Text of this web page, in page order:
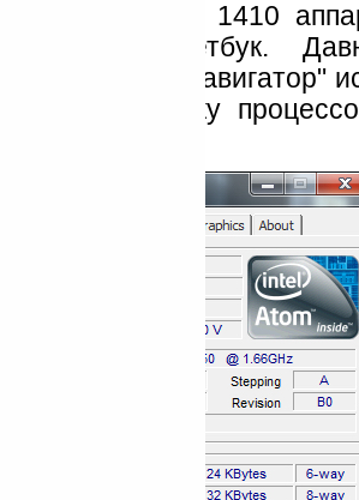
ПК ImPAD 1410
обычный нетбук.
в Украине, "Навигатор"
связку
Intel NM10.